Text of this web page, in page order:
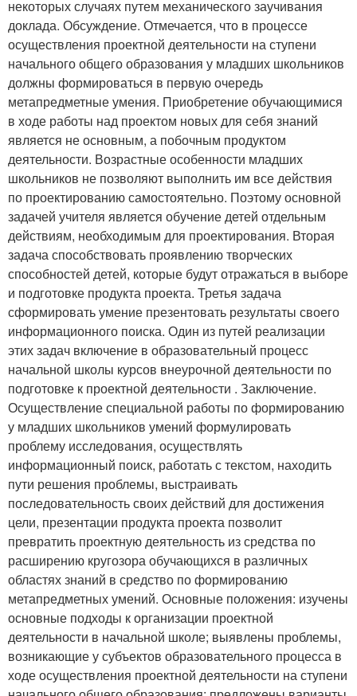
некоторых случаях путем механического заучивания
доклада. Обсуждение. Отмечается, что в процессе
осуществления проектной деятельности на ступени
начального общего образования у младших школьников
должны формироваться в первую очередь
метапредметные умения. Приобретение обучающимися
в ходе работы над проектом новых для себя знаний
является не основным, а побочным продуктом
деятельности. Возрастные особенности младших
школьников не позволяют выполнить им все действия
по проектированию самостоятельно. Поэтому основной
задачей учителя является обучение детей отдельным
действиям, необходимым для проектирования. Вторая
задача способствовать проявлению творческих
способностей детей, которые будут отражаться в выборе
и подготовке продукта проекта. Третья задача
сформировать умение презентовать результаты своего
информационного поиска. Один из путей реализации
этих задач включение в образовательный процесс
начальной школы курсов внеурочной деятельности по
подготовке к проектной деятельности . Заключение.
Осуществление специальной работы по формированию
у младших школьников умений формулировать
проблему исследования, осуществлять
информационный поиск, работать с текстом, находить
пути решения проблемы, выстраивать
последовательность своих действий для достижения
цели, презентации продукта проекта позволит
превратить проектную деятельность из средства по
расширению кругозора обучающихся в различных
областях знаний в средство по формированию
метапредметных умений. Основные положения: изучены
основные подходы к организации проектной
деятельности в начальной школе; выявлены проблемы,
возникающие у субъектов образовательного процесса в
ходе осуществления проектной деятельности на ступени